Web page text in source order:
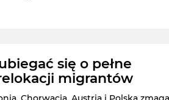
się o pełne
migrantów